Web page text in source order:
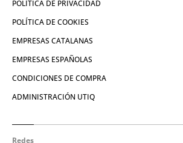
POLÍTICA DE PRIVACIDAD
POLÍTICA DE COOKIES
EMPRESAS CATALANAS
EMPRESAS ESPAÑOLAS
CONDICIONES DE COMPRA
ADMINISTRACIÓN UTIQ
Redes